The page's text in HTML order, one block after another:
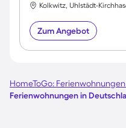
Zum Angebot
HomeToGo:
Ferienwohnungen in